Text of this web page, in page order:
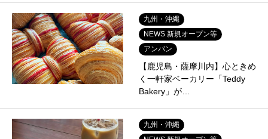
九州・沖縄
NEWS 新規オープン等
アンパン
【鹿児島・薩摩川内】心ときめ
く一軒家ベーカリー「Teddy
Bakery」が…
九州・沖縄